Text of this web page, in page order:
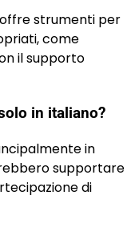
strumenti per
come
il supporto
in italiano?
in
supportare
di